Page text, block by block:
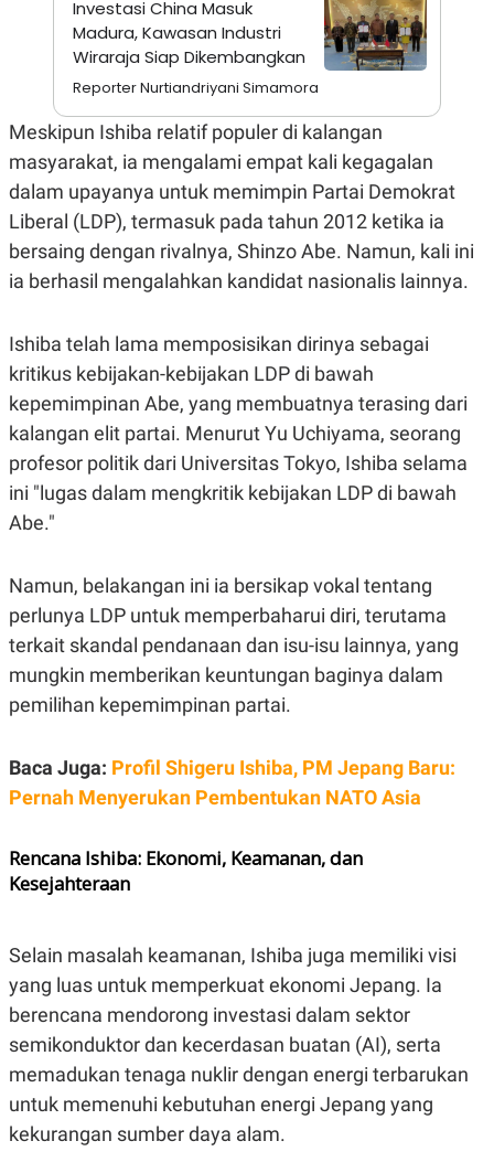
T
R
A
N
L
E
S
R
I
KANAL
P
U
S
A
T
T
I
M
G
E
O
N
T
A
L
I
P
S
U
K
O
N
C
A
D
E
Y
P
R
R
L
E
S
.
I
D
LK
Investasi China Masuk
Madura, Kawasan Industri
Wiraraja Siap Dikembangkan
Reporter Nurtiandriyani Simamora
Meskipun Ishiba relatif populer di kalangan
masyarakat, ia mengalami empat kali kegagalan
dalam upayanya untuk memimpin Partai Demokrat
Liberal (LDP), termasuk pada tahun 2012 ketika ia
bersaing dengan rivalnya, Shinzo Abe. Namun, kali ini
ia berhasil mengalahkan kandidat nasionalis lainnya.
Ishiba telah lama memposisikan dirinya sebagai
kritikus kebijakan-kebijakan LDP di bawah
kepemimpinan Abe, yang membuatnya terasing dari
kalangan elit partai. Menurut Yu Uchiyama, seorang
profesor politik dari Universitas Tokyo, Ishiba selama
ini "lugas dalam mengkritik kebijakan LDP di bawah
Abe."
Namun, belakangan ini ia bersikap vokal tentang
perlunya LDP untuk memperbaharui diri, terutama
terkait skandal pendanaan dan isu-isu lainnya, yang
mungkin memberikan keuntungan baginya dalam
pemilihan kepemimpinan partai.
Baca Juga: Profil Shigeru Ishiba, PM Jepang Baru:
Pernah Menyerukan Pembentukan NATO Asia
Rencana Ishiba: Ekonomi, Keamanan, dan
Kesejahteraan
Selain masalah keamanan, Ishiba juga memiliki visi
yang luas untuk memperkuat ekonomi Jepang. Ia
berencana mendorong investasi dalam sektor
semikonduktor dan kecerdasan buatan (AI), serta
memadukan tenaga nuklir dengan energi terbarukan
untuk memenuhi kebutuhan energi Jepang yang
kekurangan sumber daya alam.